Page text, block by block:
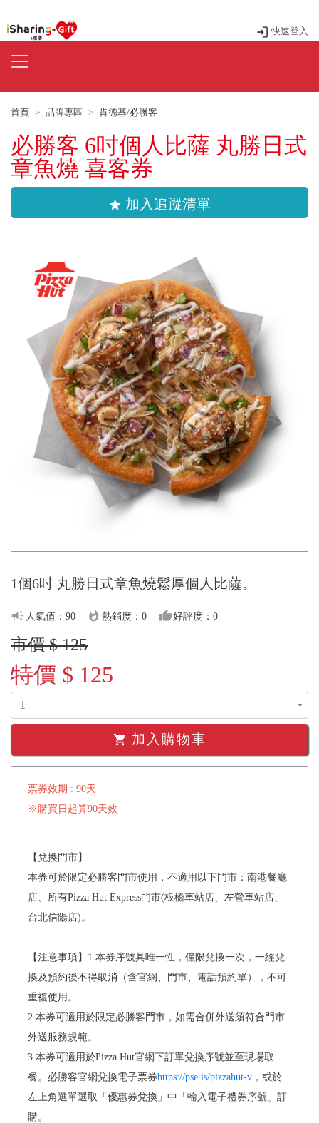
快速登入
首頁 品牌專區 肯德基/必勝客
必勝客 6吋個人比薩 丸勝日式
章魚燒 喜客券
star 加入追蹤清單
1個6吋 丸勝日式章魚燒鬆厚個人比薩。
campaign 人氣值：90 whatshot 熱銷度：0 thumb_up好評度：0
市價 $ 125
特價 $ 125
shopping_cart 加入購物車
票券效期 : 90天
※購買日起算90天效
【兌換門市】
本券可於限定必勝客門市使用，不適用以下門市：南港餐廳
店、所有Pizza Hut Express門市(板橋車站店、左營車站店、
台北信陽店)。
【注意事項】1.本券序號具唯一性，僅限兌換一次，一經兌
換及預約後不得取消（含官網、門市、電話預約單），不可
重複使用。
2.本券可適用於限定必勝客門市，如需合併外送須符合門市
外送服務規範。
3.本券可適用於Pizza Hut官網下訂單兌換序號並至現場取
餐。必勝客官網兌換電子票券https://pse.is/pizzahut-v ，或於
左上角選單選取「優惠券兌換」中「輸入電子禮券序號」訂
購。